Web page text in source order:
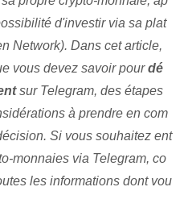
d'investir via sa plat
Network). Dans cet article,
vous devez savoir pourdé
sur Telegram, des étapes
à prendre en com
Si vous souhaitez ent
monnaies via Telegram, co
les informations dont vou